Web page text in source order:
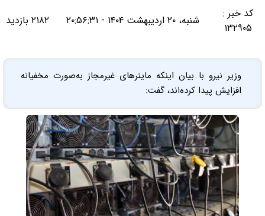
کد خبر :
۱۳۲۹۰۵
شنبه، ۲۰ اردیبهشت ۱۴۰۴ - ۲۰:۵۶:۳۱ ۲۱۸۲ بازدید
وزیر نیرو با بیان اینکه ماینرهای غیرمجاز به‌صورت مخفیانه
افزایش پیدا کرده‌اند، گفت: